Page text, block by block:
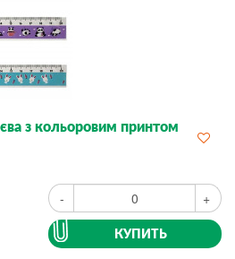
з кольоровим принтом
- +
КУПИТЬ